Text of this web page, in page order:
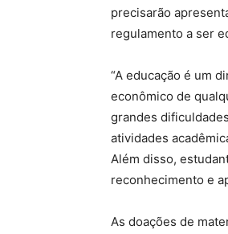
precisarão
regulamento a ser
“A educação é um
econômico de
grandes
atividades
Além disso,
reconhecimento e
As doações de